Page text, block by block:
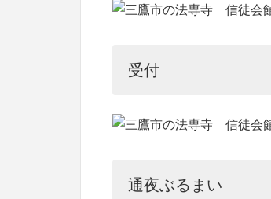
受付
通夜ぶるまい